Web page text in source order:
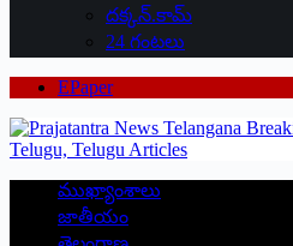
దక్కన్.కామ్
24 గంటలు
EPaper
ముఖ్యాంశాలు
జాతీయం